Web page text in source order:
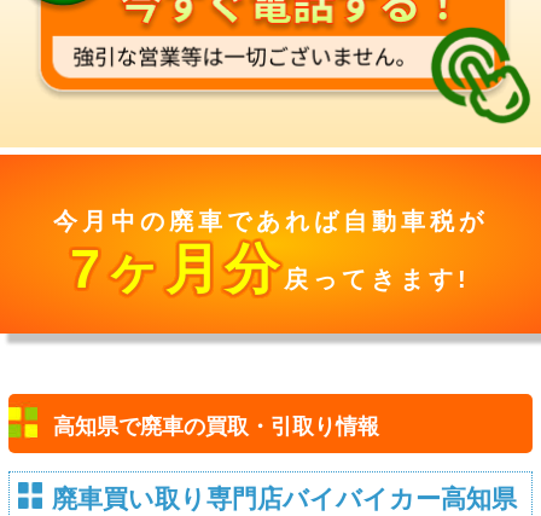
今月中の廃車であれば自動車税が
7ヶ月分戻ってきます!
高知県で廃車の買取・引取り情報
廃車買い取り専門店バイバイカー高知県